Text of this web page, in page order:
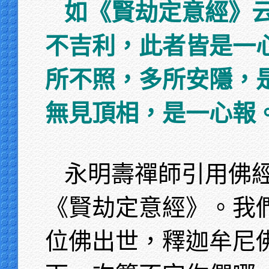
如《賢劫定意經》
不吉利，此者皆是一
所不照，多所安隱，
無見頂相，是一心報
永明壽禪師引用佛
《賢劫定意經》。
位佛出世，釋迦牟尼